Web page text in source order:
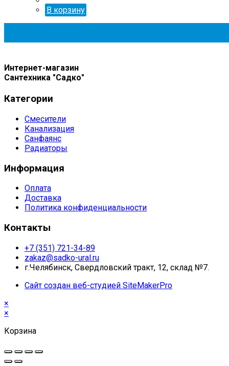
В корзину
Интернет-магазин
Сантехника "Садко"
Категории
Смесители
Канализация
Санфаянс
Радиаторы
Информация
Оплата
Доставка
Политика конфиденциальности
Контакты
+7 (351) 721-34-89
zakaz@sadko-ural.ru
г.Челябинск, Свердловский тракт, 12, склад №7.
Сайт создан веб-студией SiteMakerPro
×
×
Корзина